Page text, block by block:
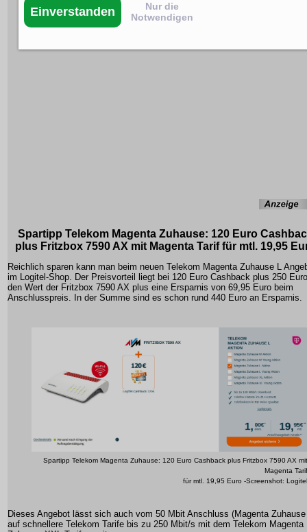
Spartipp Telekom Magenta Zuhause: 120 Euro
plus Fritzbox 7590 AX mit Magenta Tarif für mtl. 19,95
Reichlich sparen kann man beim neuen Telekom Magenta Zuhause L
im Logitel-Shop. Der Preisvorteil liegt bei 120 Euro Cashback plus 250
den Wert der Fritzbox 7590 AX plus eine Ersparnis von 69,95 Euro beim
Anschlusspreis. In der Summe sind es schon rund 440 Euro an Ersparnis.
Spartipp Telekom Magenta Zuhause: 120 Euro Cashback plus Fritzbox 7590 AX mit
Magenta Tarif
für mtl. 19,95 Euro -Screenshot: Logitel
Dieses Angebot lässt sich auch vom 50 Mbit Anschluss (Magenta
auf schnellere Telekom Tarife bis zu 250 Mbit/s mit dem Telekom Magenta
Einverstanden
Nur die
Notwendigen